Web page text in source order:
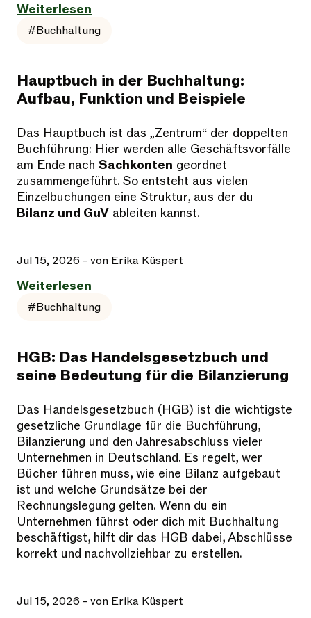
Weiterlesen
#Buchhaltung
Hauptbuch in der Buchhaltung:
Aufbau, Funktion und Beispiele
Das Hauptbuch ist das „Zentrum“ der doppelten
Buchführung: Hier werden alle Geschäftsvorfälle
am Ende nach Sachkonten geordnet
zusammengeführt. So entsteht aus vielen
Einzelbuchungen eine Struktur, aus der du
Bilanz und GuV ableiten kannst.
Jul 15, 2026 - von Erika Küspert
Weiterlesen
#Buchhaltung
HGB: Das Handelsgesetzbuch und
seine Bedeutung für die Bilanzierung
Das Handelsgesetzbuch (HGB) ist die wichtigste
gesetzliche Grundlage für die Buchführung,
Bilanzierung und den Jahresabschluss vieler
Unternehmen in Deutschland. Es regelt, wer
Bücher führen muss, wie eine Bilanz aufgebaut
ist und welche Grundsätze bei der
Rechnungslegung gelten. Wenn du ein
Unternehmen führst oder dich mit Buchhaltung
beschäftigst, hilft dir das HGB dabei, Abschlüsse
korrekt und nachvollziehbar zu erstellen.
Jul 15, 2026 - von Erika Küspert